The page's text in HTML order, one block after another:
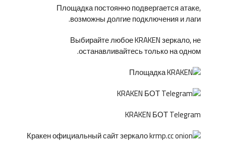
Площадка постоянно подвергается атаке,
возможны долгие подключения и лаги.
Выбирайте любое KRAKEN зеркало, не
останавливайтесь только на одном.
KRAKEN БОТ Telegram